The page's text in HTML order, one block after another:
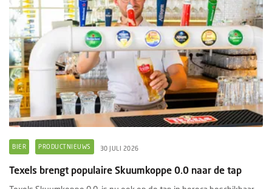
BIER PRODUCTNIEUWS 30 JULI 2026
Texels brengt populaire Skuumkoppe 0.0 naar de tap